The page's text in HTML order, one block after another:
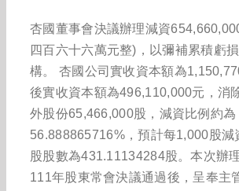
杏國董事會決議辦理減資
四百六十六萬元整)，以彌補累積虧
構。 杏國公司實收資本額為
後實收資本額為496,110,000元，消
外股份65,466,000股，減資比例約為
56.888865716%，預計每1,000股減
股股數為431.11134284股。本次辦
111年股東常會決議通過後，呈奉主